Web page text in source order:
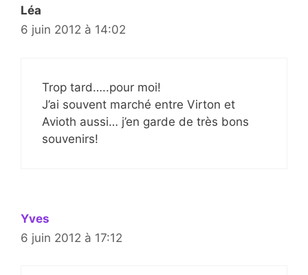
Léa
6 juin 2012 à 14:02
Trop tard…..pour moi!
J’ai souvent marché entre Virton et
Avioth aussi… j’en garde de très bons
souvenirs!
Yves
6 juin 2012 à 17:12